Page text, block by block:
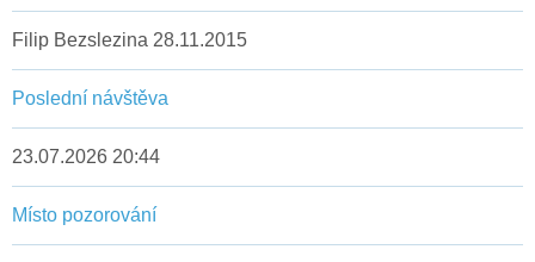
Filip Bezslezina 28.11.2015
Poslední návštěva
23.07.2026 20:44
Místo pozorování